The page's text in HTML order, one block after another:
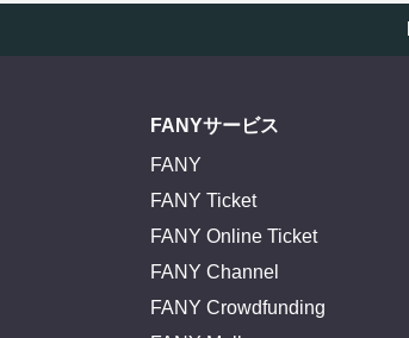
FANYサービス
FANY
FANY Ticket
FANY Online Ticket
FANY Channel
FANY Crowdfunding